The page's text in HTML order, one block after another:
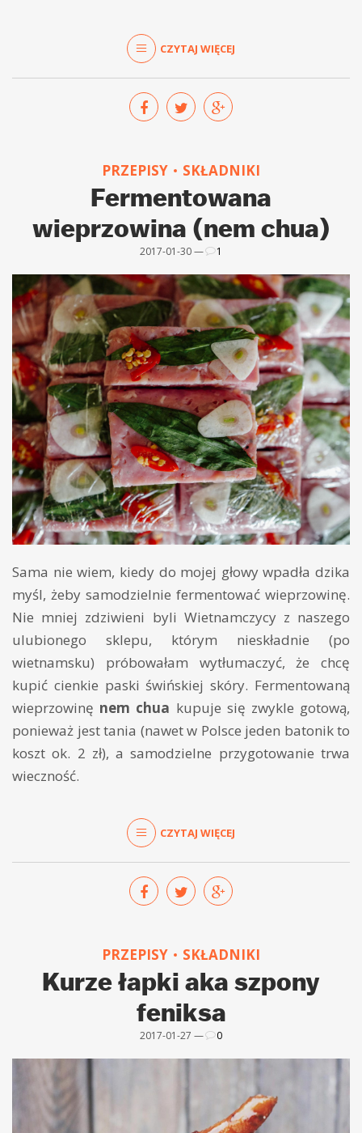
CZYTAJ WIĘCEJ
PRZEPISY SKŁADNIKI
Fermentowana
wieprzowina (nem chua)
2017-01-30 — 1
Sama nie wiem, kiedy do mojej głowy wpadła dzika
myśl, żeby samodzielnie fermentować wieprzowinę.
Nie mniej zdziwieni byli Wietnamczycy z naszego
ulubionego sklepu, którym nieskładnie (po
wietnamsku) próbowałam wytłumaczyć, że chcę
kupić cienkie paski świńskiej skóry. Fermentowaną
wieprzowinę nem chua kupuje się zwykle gotową,
ponieważ jest tania (nawet w Polsce jeden batonik to
koszt ok. 2 zł), a samodzielne przygotowanie trwa
wieczność.
CZYTAJ WIĘCEJ
PRZEPISY SKŁADNIKI
Kurze łapki aka szpony
feniksa
2017-01-27 — 0